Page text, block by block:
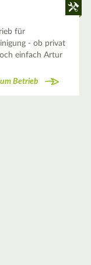
für
- ob privat
einfach Artur
Betrieb